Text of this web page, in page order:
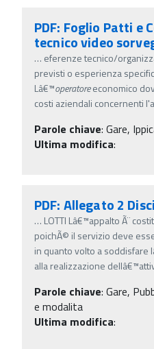
PDF: Foglio Patti e
tecnico video
… eferenze tecnico/
previsti o esperienza
Lâ€™operatoreeconomico
costi aziendali concernenti
Parole chiave: Gare,
Ultima modifica:
PDF: Allegato 2
… LOTTI Lâ€™appalto Ã¨
poichÃ© il servizio deve
in quanto volto a
alla realizzazione
Parole chiave: Gare,
e modalita
Ultima modifica: